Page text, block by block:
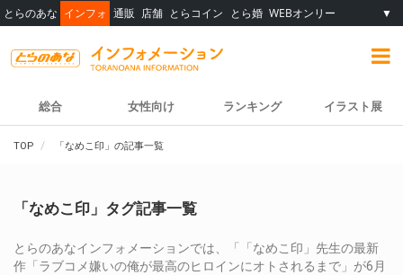
とらのあな インフォ 通販 店舗 とらコイン とら婚 WEBオンリー ▼
総合 女性向け ランキング イラスト展
TOP 「なめこ印」の記事一覧
「なめこ印」タグ記事一覧
とらのあなインフォメーションでは、「「なめこ印」先生の最新
作「ラブコメ嫌いの俺が最高のヒロインにオトされるまで」が6月